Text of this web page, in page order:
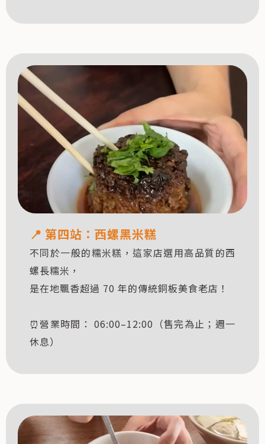
📍 第四站：西螺黑米糕
不同於一般的糯米糕，這家店選用高品質的西
螺長糯米，
是在地飄香超過 70 年的傳統銅板美食老店！
⏰營業時間： 06:00–12:00（售完為止；週一
休息）